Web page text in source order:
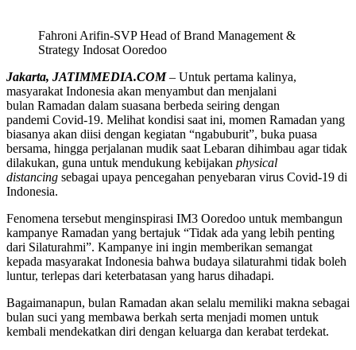
Fahroni Arifin-SVP Head of Brand Management &
Strategy Indosat Ooredoo
Jakarta, JATIMMEDIA.COM– Untuk pertama kalinya,
masyarakat Indonesia akan menyambut dan menjalani
bulan Ramadan dalam suasana berbeda seiring dengan
pandemi Covid-19. Melihat kondisi saat ini, momen Ramadan yang
biasanya akan diisi dengan kegiatan “ngabuburit”, buka puasa
bersama, hingga perjalanan mudik saat Lebaran dihimbau agar tidak
dilakukan, guna untuk mendukung kebijakan physical
distancing sebagai upaya pencegahan penyebaran virus Covid-19 di
Indonesia.
Fenomena tersebut menginspirasi IM3 Ooredoo untuk membangun
kampanye Ramadan yang bertajuk “Tidak ada yang lebih penting
dari Silaturahmi”. Kampanye ini ingin memberikan semangat
kepada masyarakat Indonesia bahwa budaya silaturahmi tidak boleh
luntur, terlepas dari keterbatasan yang harus dihadapi.
Bagaimanapun, bulan Ramadan akan selalu memiliki makna sebagai
bulan suci yang membawa berkah serta menjadi momen untuk
kembali mendekatkan diri dengan keluarga dan kerabat terdekat.